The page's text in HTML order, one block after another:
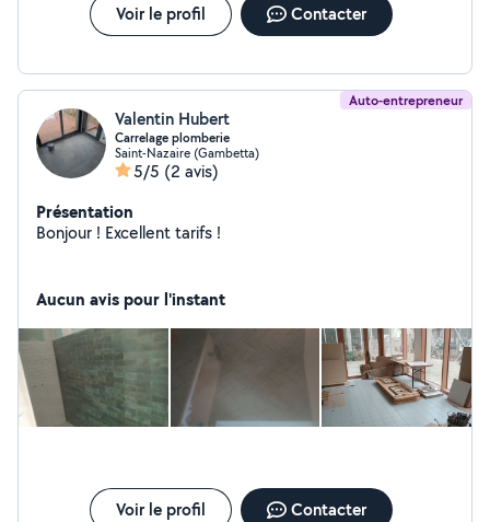
Voir le profil Contacter
Auto-entrepreneur
Valentin Hubert
Carrelage plomberie
Saint-Nazaire (Gambetta)
5/5 (2 avis)
Présentation
Bonjour ! Excellent tarifs !
Aucun avis pour l'instant
Voir le profil Contacter